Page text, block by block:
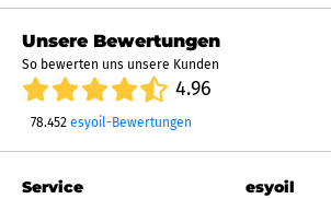
Unsere Bewertungen
So bewerten uns unsere Kunden
4.96
78.452 esyoil-Bewertungen
Service esyoil